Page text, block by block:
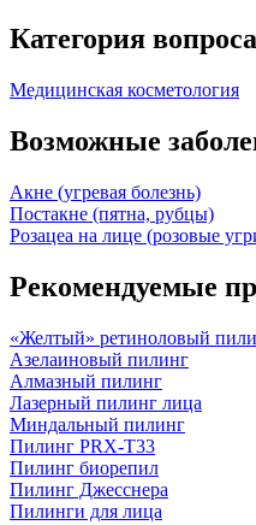
Категория вопроса
Медицинская косметология
Возможные
Акне (угревая болезнь)
Постакне (пятна, рубцы)
Розацеа на лице (розовые
Рекомендуемые
«Желтый» ретиноловый
Азелаиновый пилинг
Алмазный пилинг
Лазерный пилинг лица
Миндальный пилинг
Пилинг PRX-T33
Пилинг биорепил
Пилинг Джесснера
Пилинги для лица